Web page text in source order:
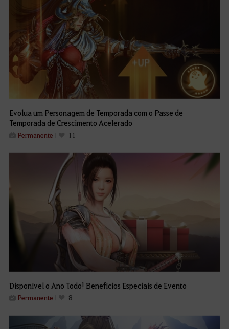
Evolua um Personagem de Temporada com o Passe de
Temporada de Crescimento Acelerado
Permanente 11
Disponível o Ano Todo! Benefícios Especiais de Evento
Permanente 8